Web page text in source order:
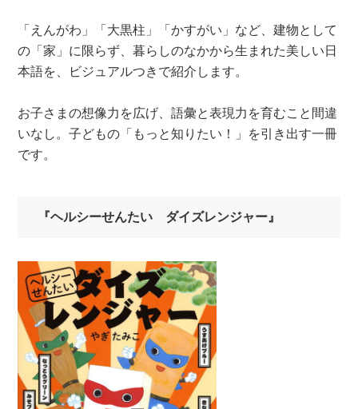
「えんがわ」「大黒柱」「かすがい」など、建物として
の「家」に限らず、暮らしのなかから生まれた美しい日
本語を、ビジュアルつきで紹介します。
お子さまの想像力を広げ、語彙と表現力を育むこと間違
いなし。子どもの「もっと知りたい！」を引き出す一冊
です。
『ヘルシーせんたい ダイズレンジャー』